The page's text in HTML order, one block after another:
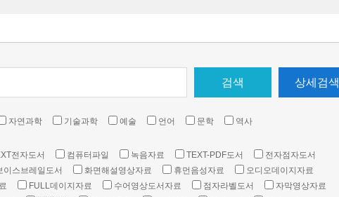
검색 상세검색
자연과학 기술과학 예술 언어 문학 역사
전자도서 컴퓨터파일 녹음자료 TEXT-PDF도서
전자점자도서
이스브레일도서 화면해설영상자료 휴먼음성자료
오디오데이지자료
FULL데이지자료 수어영상도서자료 점자라벨도서
자막영상자료